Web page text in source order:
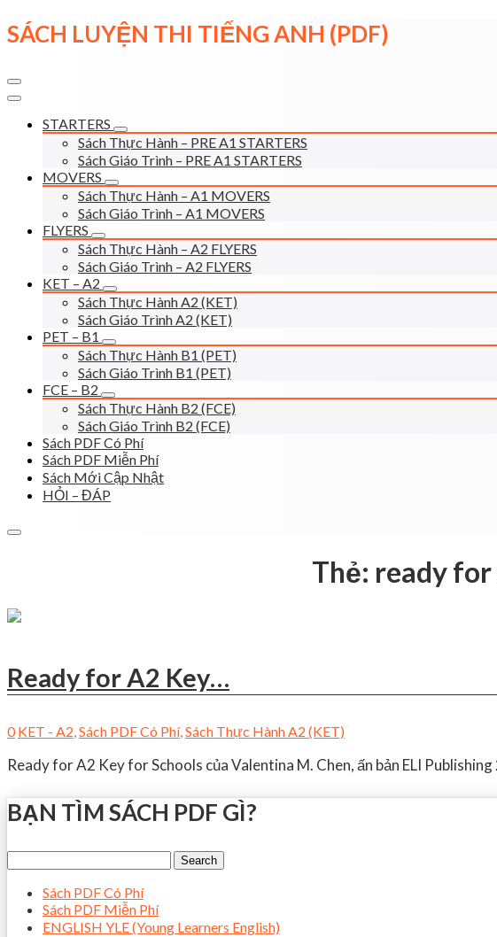
Skip
to
SÁCH LUYỆN THI TIẾNG ANH (PDF)
STARTERS
Sách Thực Hành – PRE A1 STARTERS
Sách Giáo Trình – PRE A1 STARTERS
MOVERS
Sách Thực Hành – A1 MOVERS
Sách Giáo Trình – A1 MOVERS
FLYERS
Sách Thực Hành – A2 FLYERS
Sách Giáo Trình – A2 FLYERS
KET – A2
Sách Thực Hành A2 (KET)
Sách Giáo Trình A2 (KET)
PET – B1
Sách Thực Hành B1 (PET)
Sách Giáo Trình B1 (PET)
FCE – B2
Sách Thực Hành B2 (FCE)
Sách Giáo Trình B2 (FCE)
Sách PDF Có Phí
Sách PDF Miễn Phí
Sách Mới Cập Nhật
HỎI – ĐÁP
Thẻ: ready
Ready for A2 Key…
0 KET - A2,Sách PDF Có Phí,Sách Thực Hành A2 (KET)
Ready for A2 Key for Schools của Valentina M. Chen, ấn bản ELI
BẠN TÌM SÁCH PDF GÌ?
Sách PDF Có Phí
Sách PDF Miễn Phí
ENGLISH YLE (Young Learners English)